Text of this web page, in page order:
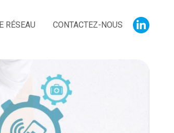
RÉSEAU CONTACTEZ-NOUS
Menu